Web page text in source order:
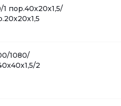
пор.40х20х1,5/
1080/
2